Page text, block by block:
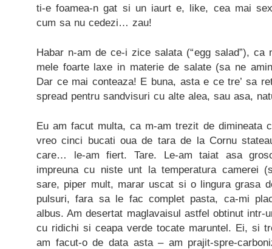
ti-e foamea-n gat si un iaurt e, like, cea mai
cum sa nu cedezi… zau!
Habar n-am de ce-i zice salata (“egg salad”), ca
mele foarte laxe in materie de salate (sa ne
Dar ce mai conteaza! E buna, asta e ce tre’ sa
spread pentru sandvisuri cu alte alea, sau asa,
Eu am facut multa, ca m-am trezit de dimineata
vreo cinci bucati oua de tara de la Cornu
care… le-am fiert. Tare. Le-am taiat asa
impreuna cu niste unt la temperatura camerei
sare, piper mult, marar uscat si o lingura grasa
pulsuri, fara sa le fac complet pasta, ca-mi
albus. Am desertat maglavaisul astfel obtinut intr-
cu ridichi si ceapa verde tocate maruntel. Ei, si
am facut-o de data asta – am prajit-spre-